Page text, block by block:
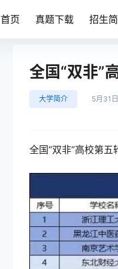
首页 真题下载 招生
全国“双非”
大学简介 5月31日
全国“双非”高校第